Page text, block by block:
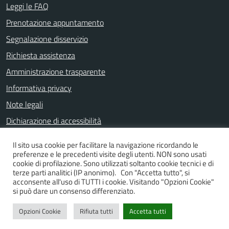
Leggi le FAQ
Prenotazione appuntamento
Segnalazione disservizio
Richiesta assistenza
Amministrazione trasparente
Informativa privacy
Note legali
Dichiarazione di accessibilità
SEGUICI SU
FacebookInstagramYouTube
Il sito usa cookie per facilitare la navigazione ricordando le
preferenze e le precedenti visite degli utenti. NON sono usati
cookie di profilazione. Sono utilizzati soltanto cookie tecnici e di
terze parti analitici (IP anonimo). Con "Accetta tutto", si
acconsente all'uso di TUTTI i cookie. Visitando "Opzioni Cookie"
si può dare un consenso differenziato.
Opzioni Cookie Rifiuta tutti Accetta tutti